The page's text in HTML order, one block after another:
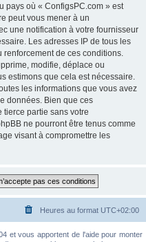
pays où « ConfigsPC.com » est
peut vous mener à un
une notification à votre fournisseur
Les adresses IP de tous les
de ces conditions.
modifie, déplace ou
estimons que cela est nécessaire.
les informations que vous avez
données. Bien que ces
tierce partie sans votre
ne pourront être tenus comme
visant à compromettre les
Heures au format UTC+02:00
et vous apportent de l'aide pour monter